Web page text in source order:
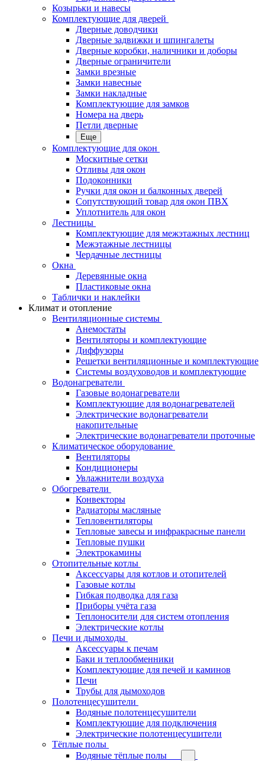
Козырьки и навесы
Комплектующие для дверей
Дверные доводчики
Дверные задвижки и шпингалеты
Дверные коробки, наличники и доборы
Дверные ограничители
Замки врезные
Замки навесные
Замки накладные
Комплектующие для замков
Номера на дверь
Петли дверные
Еще
Комплектующие для окон
Москитные сетки
Отливы для окон
Подоконники
Ручки для окон и балконных дверей
Сопутствующий товар для окон ПВХ
Уплотнитель для окон
Лестницы
Комплектующие для межэтажных лестниц
Межэтажные лестницы
Чердачные лестницы
Окна
Деревянные окна
Пластиковые окна
Таблички и наклейки
Климат и отопление
Вентиляционные системы
Анемостаты
Вентиляторы и комплектующие
Диффузоры
Решетки вентиляционные и комплектующие
Системы воздуховодов и комплектующие
Водонагреватели
Газовые водонагреватели
Комплектующие для водонагревателей
Электрические водонагреватели
накопительные
Электрические водонагреватели проточные
Климатическое оборудование
Вентиляторы
Кондиционеры
Увлажнители воздуха
Обогреватели
Конвекторы
Радиаторы масляные
Тепловентиляторы
Тепловые завесы и инфракрасные панели
Тепловые пушки
Электрокамины
Отопительные котлы
Аксессуары для котлов и отопителей
Газовые котлы
Гибкая подводка для газа
Приборы учёта газа
Теплоносители для систем отопления
Электрические котлы
Печи и дымоходы
Аксессуары к печам
Баки и теплообменники
Комплектующие для печей и каминов
Печи
Трубы для дымоходов
Полотенцесушители
Водяные полотенцесушители
Комплектующие для подключения
Электрические полотенцесушители
Тёплые полы
Водяные тёплые полы